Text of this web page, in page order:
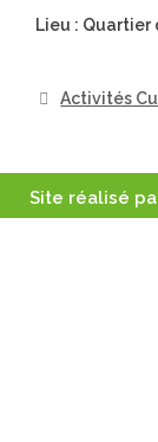
Lieu : Quartier
Activités
Site réalisé